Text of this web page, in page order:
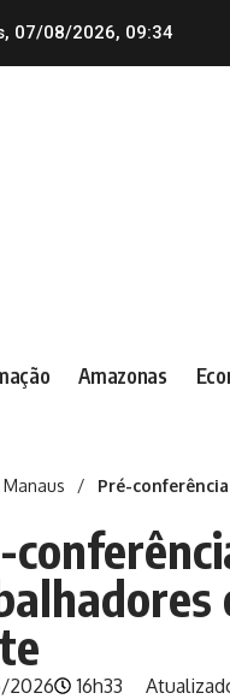
07/08/2026, 09:34
Amazonas
Manaus /
Pré-
2026 16h33